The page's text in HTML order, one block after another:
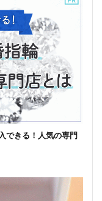
できる！人気の専門